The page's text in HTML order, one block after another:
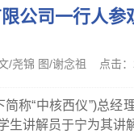
公司一行人
/尧锦 图/谢念祖 点击：
称“中核西仪”)总经
讲解员于宁为其讲